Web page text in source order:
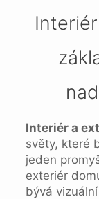
Interiér a
světy, které
jeden
exteriér
bývá